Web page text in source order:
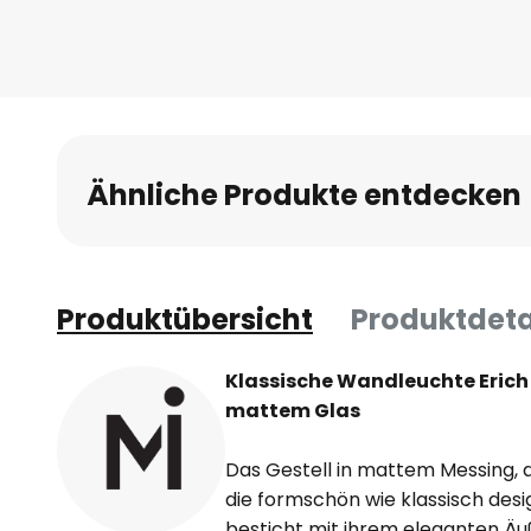
Ähnliche Produkte entdecken
Produktübersicht
Klassische Wandleuchte
mattem Glas
Das Gestell in mattem
die formschön wie klassisch